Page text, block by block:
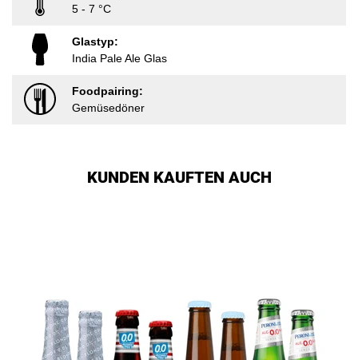
5 - 7 °C
Glastyp:
India Pale Ale Glas
Foodpairing:
Gemüsedöner
KUNDEN KAUFTEN AUCH